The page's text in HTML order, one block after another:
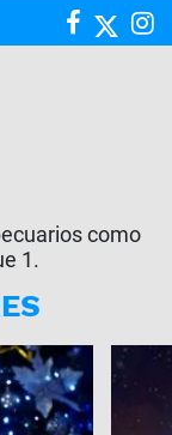
como
1.